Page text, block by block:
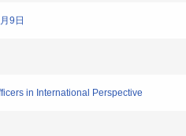
9日
in International Perspective